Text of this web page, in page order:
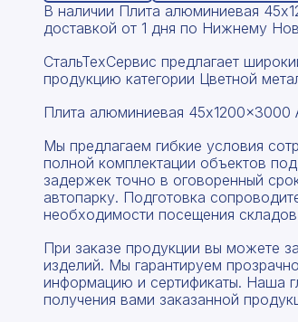
Сайдинг
В наличии Плита алюминиевая
доставкой от 1 дня по Нижнему
СтальТехСервис предлагает
продукцию категории Цветной
Плита алюминиевая 45x1200x3000
Мы предлагаем гибкие условия
полной комплектации объектов
задержек точно в оговоренный
автопарку. Подготовка
необходимости посещения
При заказе продукции вы можете
изделий. Мы гарантируем
информацию и сертификаты. Наша
получения вами заказанной